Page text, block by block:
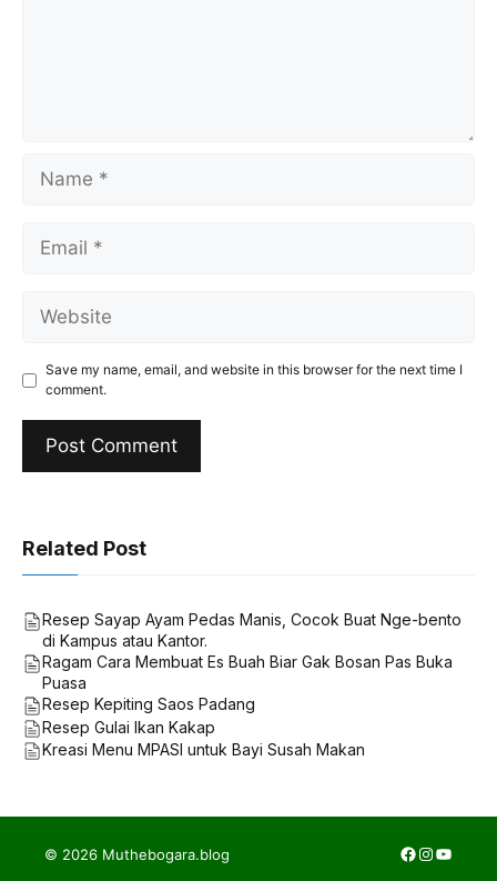
Name
Email
Website
Save my name, email, and website in this browser for the next time I
comment.
Related Post
Resep Sayap Ayam Pedas Manis, Cocok Buat Nge-bento
di Kampus atau Kantor.
Ragam Cara Membuat Es Buah Biar Gak Bosan Pas Buka
Puasa
Resep Kepiting Saos Padang
Resep Gulai Ikan Kakap
Kreasi Menu MPASI untuk Bayi Susah Makan
© 2026 Muthebogara.blog Facebook